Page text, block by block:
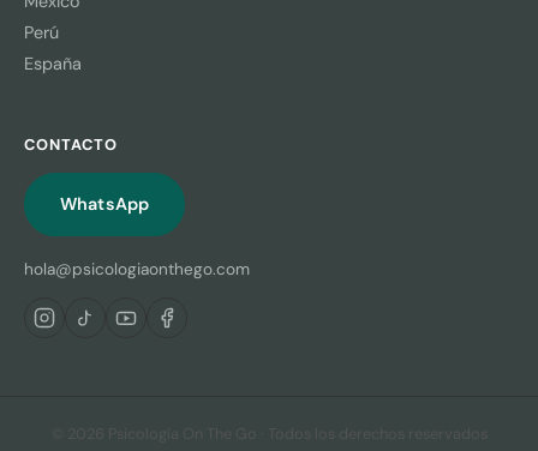
Perú
España
CONTACTO
WhatsApp
hola@psicologiaonthego.com
© 2026 Psicología On The Go · Todos los derechos reservados